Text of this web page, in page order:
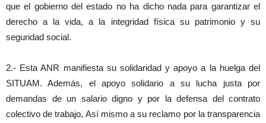
que el gobierno del estado no ha dicho nada para garantizar el
derecho a la vida, a la integridad física su patrimonio y su
seguridad social.
2.- Esta ANR manifiesta su solidaridad y apoyo a la huelga del
SITUAM. Además, el apoyo solidario a su lucha justa por
demandas de un salario digno y por la defensa del contrato
colectivo de trabajo, Así mismo a su reclamo por la transparencia